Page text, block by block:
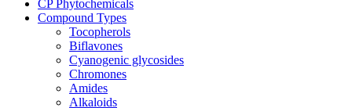
CP Phytochemicals
Compound Types
Tocopherols
Biflavones
Cyanogenic glycosides
Chromones
Amides
Alkaloids